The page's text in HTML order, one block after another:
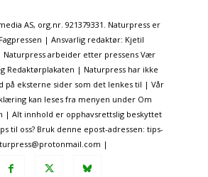
AS, org.nr. 921379331. Naturpress er
| Ansvarlig redaktør: Kjetil
Naturpress arbeider etter pressens Vær
Redaktørplakaten | Naturpress har ikke
på eksterne sider som det lenkes til | Vår
kan leses fra menyen under Om
| Alt innhold er opphavsrettslig beskyttet
til oss? Bruk denne epost-adressen: tips-
|